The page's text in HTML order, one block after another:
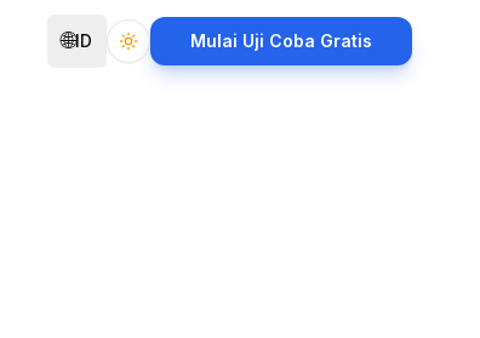
🌐ID Toggle themeMulai Uji Coba Gratis